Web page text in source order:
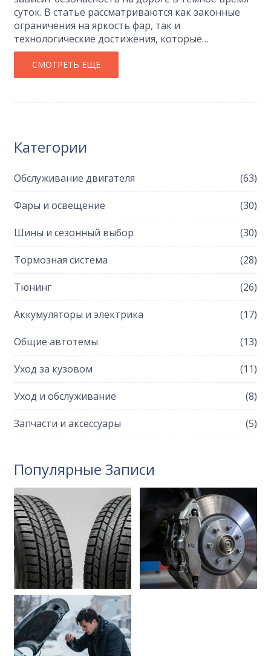
суток. В статье рассматриваются как законные
ограничения на яркость фар, так и
технологические достижения, которые
увеличивают их световой поток. Подробно
обсуждается, сколько люменов безопасно для
использования и какие инновации в освещении
СМОТРЕТЬ ЕЩЕ
Категории
Обслуживание двигателя (63)
Фары и освещение (30)
Шины и сезонный выбор (30)
Тормозная система (28)
Тюнинг (26)
Аккумуляторы и электрика (17)
Общие автотемы (13)
Уход за кузовом (11)
Уход и обслуживание (8)
Запчасти и аксессуары (5)
Популярные Записи